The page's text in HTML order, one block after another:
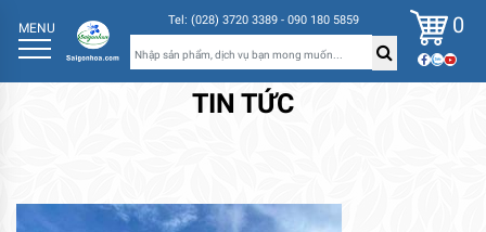
MENU Tel: (028) 3720 3389 - 090 180 5859 0
TIN TỨC